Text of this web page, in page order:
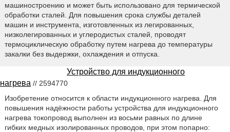
машиностроению и может быть использовано для термической
обработки сталей. Для повышения срока службы деталей
машин и инструмента, изготовленных из легированных,
низколегированных и углеродистых сталей, проводят
термоциклическую обработку путем нагрева до температуры
закалки без выдержки, охлаждения и отпуска.
Устройство для индукционного
нагрева // 2594770
Изобретение относится к области индукционного нагрева. Для
повышения надёжности работы устройства для индукционного
нагрева токопровод выполнен из восьми равных по длине
гибких медных изолированных проводов, при этом попарно: